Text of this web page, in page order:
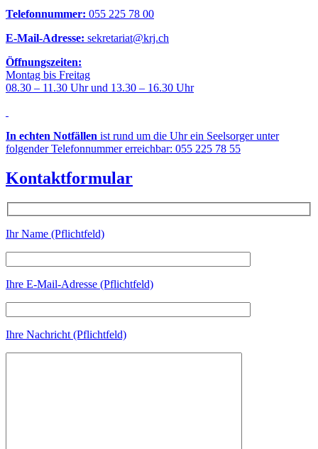
Telefonnummer: 055 225 78 00
E-Mail-Adresse: sekretariat@krj.ch
Öffnungszeiten:
Montag bis Freitag
08.30 – 11.30 Uhr und 13.30 – 16.30 Uhr
In echten Notfällen ist rund um die Uhr ein Seelsorger unter
folgender Telefonnummer erreichbar: 055 225 78 55
Kontaktformular
Ihr Name (Pflichtfeld)
Ihre E-Mail-Adresse (Pflichtfeld)
Ihre Nachricht (Pflichtfeld)